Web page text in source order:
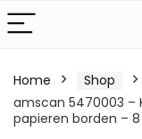
Home Shop
amscan 5470003 –
papieren borden – 8